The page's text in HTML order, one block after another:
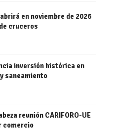
en noviembre de 2026
cruceros
inversión histórica en
saneamiento
reunión CARIFORO-UE
comercio